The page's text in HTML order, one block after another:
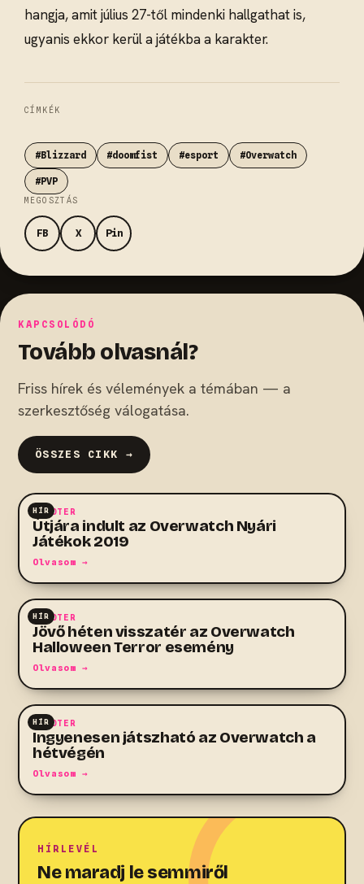
hangja, amit július 27-től mindenki hallgathat is,
ugyanis ekkor kerül a játékba a karakter.
CÍMKÉK
#Blizzard #doomfist #esport #Overwatch
#PVP
MEGOSZTÁS
FB X Pin
KAPCSOLÓDÓ
Tovább olvasnál?
Friss hírek és vélemények a témában — a
szerkesztőség válogatása.
ÖSSZES CIKK →
HÍR
SHOOTER
Útjára indult az Overwatch Nyári
Játékok 2019
Olvasom →
HÍR
SHOOTER
Jövő héten visszatér az Overwatch
Halloween Terror esemény
Olvasom →
HÍR
SHOOTER
Ingyenesen játszható az Overwatch a
hétvégén
Olvasom →
HÍRLEVÉL
Ne maradj le semmiről